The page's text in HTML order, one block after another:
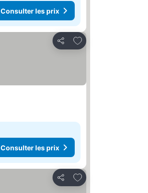
Consulter les prix
Partager
Ajouter à mes favoris
Consulter les prix
Partager
Ajouter à mes favoris